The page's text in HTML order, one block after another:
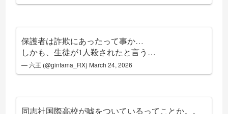
保護者は詐欺にあったって事か…
しかも、生徒が1人殺されたと言う…
— 六王 (@gintama_RX) March 24, 2026
同志社国際高校が嘘をついているってことか。。